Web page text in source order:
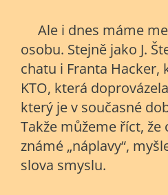
Ale i dnes máme
osobu. Stejně jako J.
chatu i Franta Hacker,
KTO, která
který je v současné
Takže můžeme říct, že
známé „náplavy“,
slova smyslu.